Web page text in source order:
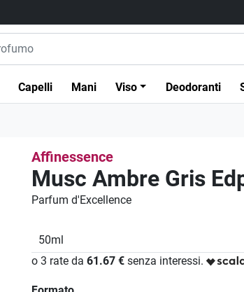
Capelli Mani Viso Deodoranti
Affinessence
Musc Ambre Gris
Parfum d'Excellence
50ml
o 3 rate da61.67 € senza interessi.